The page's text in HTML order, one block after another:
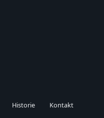
Historie Kontakt